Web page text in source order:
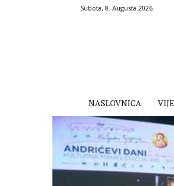
Subota, 8. Augusta 2026.
NASLOVNICA